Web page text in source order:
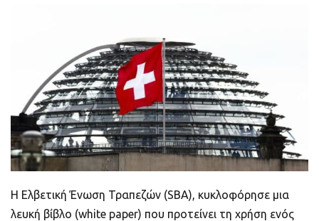
Η Ελβετική Ένωση Τραπεζών (SBA), κυκλοφόρησε μια
λευκή βίβλο (white paper) που προτείνει τη χρήση ενός
Πορτοφόλια Κρυπτονομισμάτων
Metamask τι είναι και πως λειτουργεί αυτό
το πορτοφόλι;
Τι είναι τα NFTs
Νομοθεσία